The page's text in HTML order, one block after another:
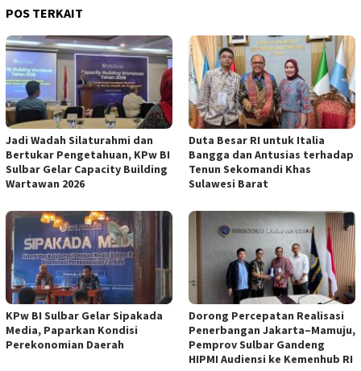
POS TERKAIT
Jadi Wadah Silaturahmi dan
Bertukar Pengetahuan, KPw BI
Sulbar Gelar Capacity Building
Wartawan 2026
Duta Besar RI untuk Italia
Bangga dan Antusias terhadap
Tenun Sekomandi Khas
Sulawesi Barat
KPw BI Sulbar Gelar Sipakada
Media, Paparkan Kondisi
Perekonomian Daerah
Dorong Percepatan Realisasi
Penerbangan Jakarta–Mamuju,
Pemprov Sulbar Gandeng
HIPMI Audiensi ke Kemenhub RI